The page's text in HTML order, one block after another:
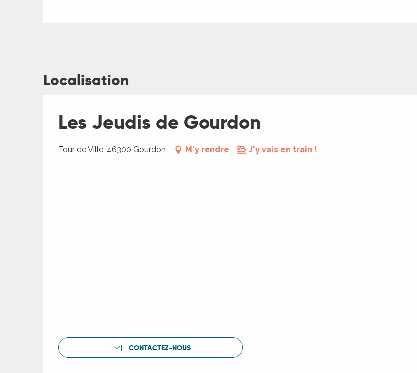
Localisation
Les Jeudis de Gourdon
Tour de Ville, 46300 Gourdon M'y rendre J'y vais en train !
CONTACTEZ-NOUS